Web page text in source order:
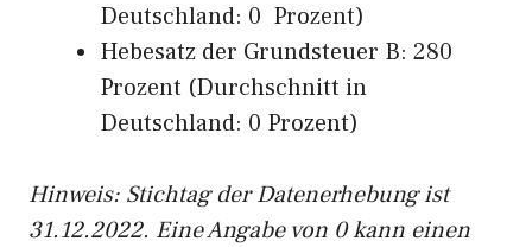
Deutschland: 0 Prozent)
Hebesatz der Grundsteuer B: 280
Prozent (Durchschnitt in
Deutschland: 0 Prozent)
Hinweis: Stichtag der Datenerhebung ist
31.12.2022. Eine Angabe von 0 kann einen